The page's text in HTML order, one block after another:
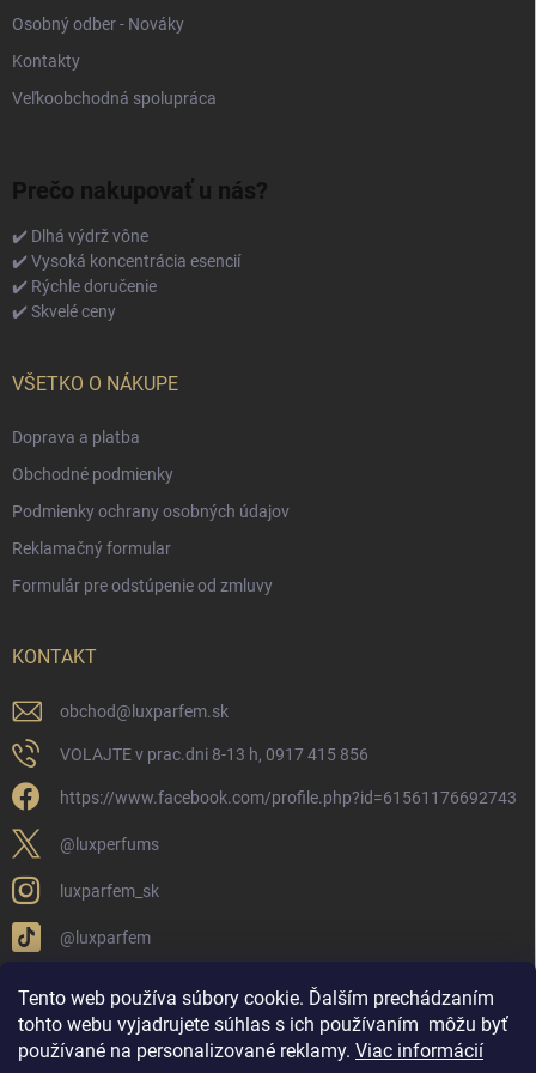
Tento web používa súbory cookie. Ďalším prechádzaním
tohto webu vyjadrujete súhlas s ich používaním môžu byť
používané na personalizované reklamy. Viac informácií
Osobný odber - Nováky
Kontakty
Veľkoobchodná spolupráca
Prečo nakupovať u nás?
✔️ Dlhá výdrž vône
✔️ Vysoká koncentrácia esencií
✔️ Rýchle doručenie
✔️ Skvelé ceny
VŠETKO O NÁKUPE
Doprava a platba
Obchodné podmienky
Podmienky ochrany osobných údajov
Reklamačný formular
Formulár pre odstúpenie od zmluvy
KONTAKT
obchod@luxparfem.sk
VOLAJTE v prac.dni 8-13 h, 0917 415 856
https://www.facebook.com/profile.php?id=61561176692743
@luxperfums
luxparfem_sk
@luxparfem
LUX PARFÉM NOVÁKY
Lux Parfém Skupina na FB
Lux Parfum - Česká Republika
Lux Parfumok - Hungary